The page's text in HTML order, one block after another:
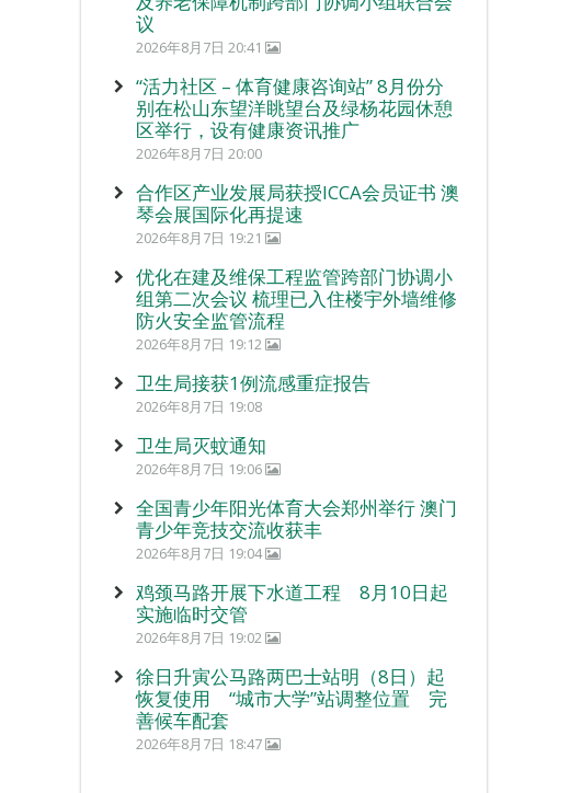
议
2026年8月7日 20:41
“活力社区 – 体育健康咨询站” 8月份分
别在松山东望洋眺望台及绿杨花园休憩
区举行，设有健康资讯推广
2026年8月7日 20:00
合作区产业发展局获授ICCA会员证书 澳
琴会展国际化再提速
2026年8月7日 19:21
优化在建及维保工程监管跨部门协调小
组第二次会议 梳理已入住楼宇外墙维修
防火安全监管流程
2026年8月7日 19:12
卫生局接获1例流感重症报告
2026年8月7日 19:08
卫生局灭蚊通知
2026年8月7日 19:06
全国青少年阳光体育大会郑州举行 澳门
青少年竞技交流收获丰
2026年8月7日 19:04
鸡颈马路开展下水道工程 8月10日起
实施临时交管
2026年8月7日 19:02
徐日升寅公马路两巴士站明（8日）起
恢复使用 “城市大学”站调整位置 完
善候车配套
2026年8月7日 18:47